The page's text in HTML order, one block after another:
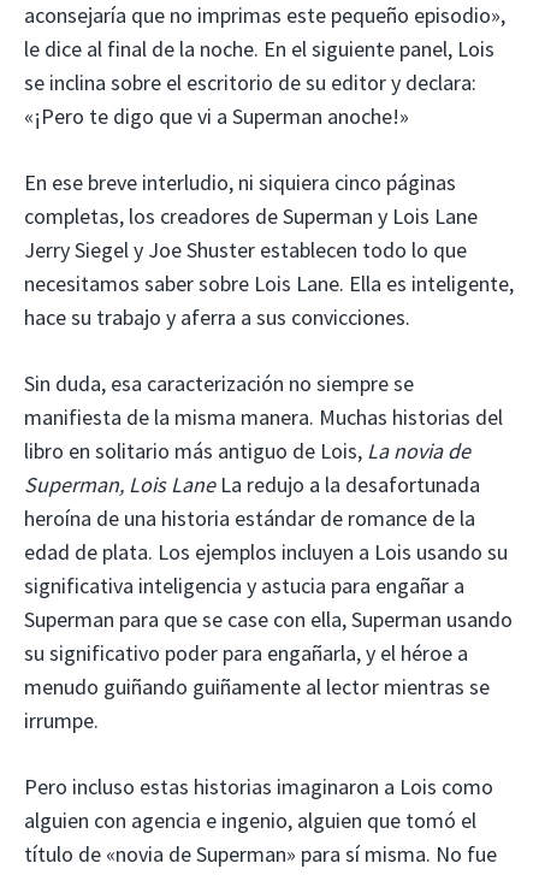
aconsejaría que no imprimas este pequeño episodio»,
le dice al final de la noche. En el siguiente panel, Lois
se inclina sobre el escritorio de su editor y declara:
«¡Pero te digo que vi a Superman anoche!»
En ese breve interludio, ni siquiera cinco páginas
completas, los creadores de Superman y Lois Lane
Jerry Siegel y Joe Shuster establecen todo lo que
necesitamos saber sobre Lois Lane. Ella es inteligente,
hace su trabajo y aferra a sus convicciones.
Sin duda, esa caracterización no siempre se
manifiesta de la misma manera. Muchas historias del
libro en solitario más antiguo de Lois, La novia de
Superman, Lois LaneLa redujo a la desafortunada
heroína de una historia estándar de romance de la
edad de plata. Los ejemplos incluyen a Lois usando su
significativa inteligencia y astucia para engañar a
Superman para que se case con ella, Superman usando
su significativo poder para engañarla, y el héroe a
menudo guiñando guiñamente al lector mientras se
irrumpe.
Pero incluso estas historias imaginaron a Lois como
alguien con agencia e ingenio, alguien que tomó el
título de «novia de Superman» para sí misma. No fue